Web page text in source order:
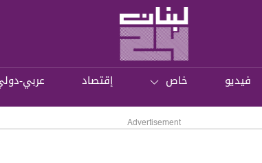
فيديو خاص إقتصاد عربي-
Advertisement